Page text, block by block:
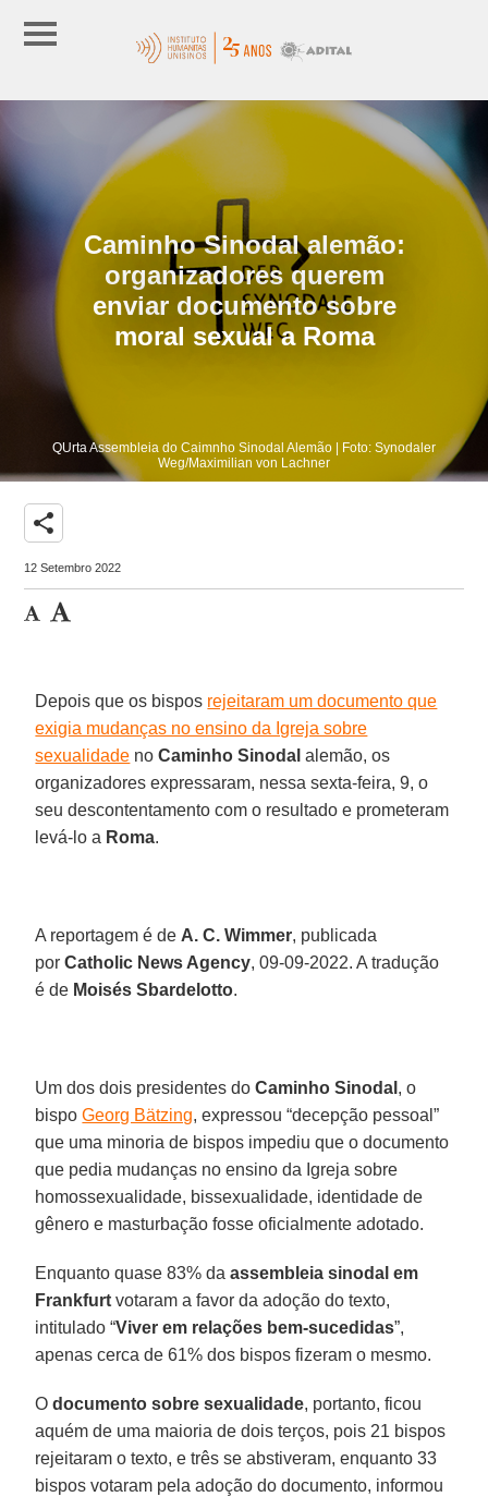
Caminho Sinodal alemão:
organizadores querem
enviar documento sobre
moral sexual a Roma
QUrta Assembleia do Caimnho Sinodal Alemão | Foto: Synodaler
Weg/Maximilian von Lachner
share
12 Setembro 2022
Depois que os bispos rejeitaram um documento que
exigia mudanças no ensino da Igreja sobre
sexualidade noCaminho Sinodal alemão, os
organizadores expressaram, nessa sexta-feira, 9, o
seu descontentamento com o resultado e prometeram
levá-lo a Roma.
A reportagem é de A. C. Wimmer, publicada
porCatholic News Agency, 09-09-2022. A tradução
é de Moisés Sbardelotto.
Um dos dois presidentes doCaminho Sinodal , o
bispoGeorg Bätzing, expressou “decepção pessoal”
que uma minoria de bispos impediu que o documento
que pedia mudanças no ensino da Igreja sobre
homossexualidade, bissexualidade, identidade de
gênero e masturbação fosse oficialmente adotado.
Enquanto quase 83% daassembleia sinodal em
Frankfurt votaram a favor da adoção do texto,
intitulado “Viver em relações bem-sucedidas”,
apenas cerca de 61% dos bispos fizeram o mesmo.
Odocumento sobre sexualidade, portanto, ficou
aquém de uma maioria de dois terços, pois 21 bispos
rejeitaram o texto, e três se abstiveram, enquanto 33
bispos votaram pela adoção do documento, informou